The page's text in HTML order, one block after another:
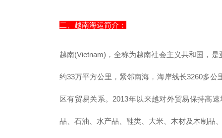
二、越南海运简介：
越南(Vietnam)，全称为越南社会主义共和国，
约33万平方公里，紧邻南海，海岸线长3260多
区有贸易关系。2013年以来越对外贸易保持高
品、石油、水产品、鞋类、大米、木材及木制品